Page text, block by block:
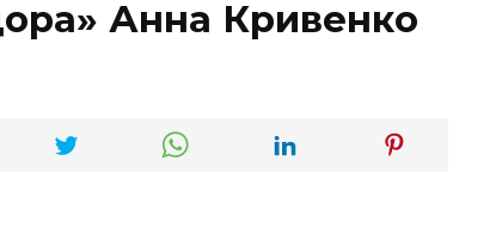
Анна Кривенко